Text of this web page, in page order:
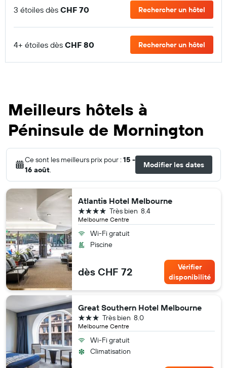
3 étoiles dès CHF 70 Rechercher un hôtel
4+ étoiles dès CHF 80 Rechercher un hôtel
Meilleurs hôtels à
Péninsule de Mornington
Ce sont les meilleurs prix pour : 15 -
16 août
Modifier les dates
Atlantis Hotel Melbourne
Melbourne Centre
8.4
Très bien
4 étoiles
Wi-Fi gratuit
Piscine
dès CHF 72
Vérifier
disponibilité
Great Southern Hotel Melbourne
Melbourne Centre
8.0
Très bien
3 étoiles
Wi-Fi gratuit
Climatisation